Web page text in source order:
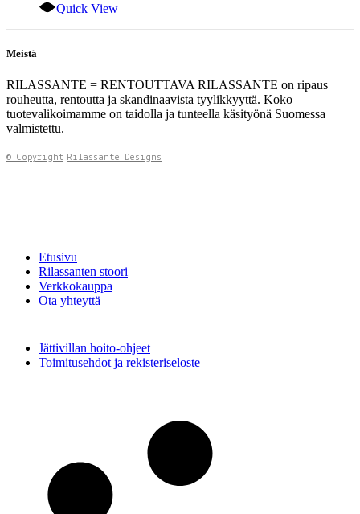
Quick View
Meistä
RILASSANTE = RENTOUTTAVA RILASSANTE on ripaus
rouheutta, rentoutta ja skandinaavista tyylikkyyttä. Koko
tuotevalikoimamme on taidolla ja tunteella käsityönä Suomessa
valmistettu.
© Copyright Rilassante Designs
Etusivu
Rilassanten stoori
Verkkokauppa
Ota yhteyttä
Jättivillan hoito-ohjeet
Toimitusehdot ja rekisteriseloste